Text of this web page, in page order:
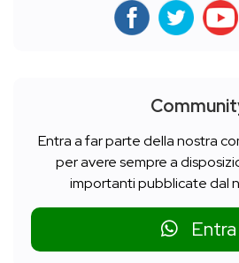
Entra a far parte della nostra
per avere sempre a
importanti pubblicate dal
Entra